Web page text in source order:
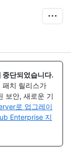
단되었습니다.
패치 릴리스가
보안, 새로운 기
로 업그레이
Enterprise 지